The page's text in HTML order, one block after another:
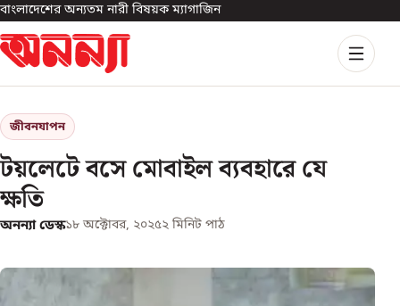
বাংলাদেশের অন্যতম নারী বিষয়ক ম্যাগাজিন
জীবনযাপন
টয়লেটে বসে মোবাইল ব্যবহারে যে
ক্ষতি
অনন্যা ডেস্ক১৮ অক্টোবর, ২০২৫২ মিনিট পাঠ